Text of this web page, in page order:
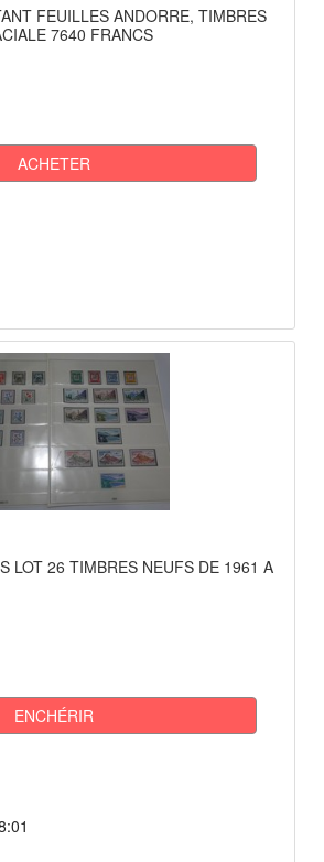
FEUILLES ANDORRE, TIMBRES
7640 FRANCS
ACHETER
LOT 26 TIMBRES NEUFS DE 1961 A
ENCHÉRIR